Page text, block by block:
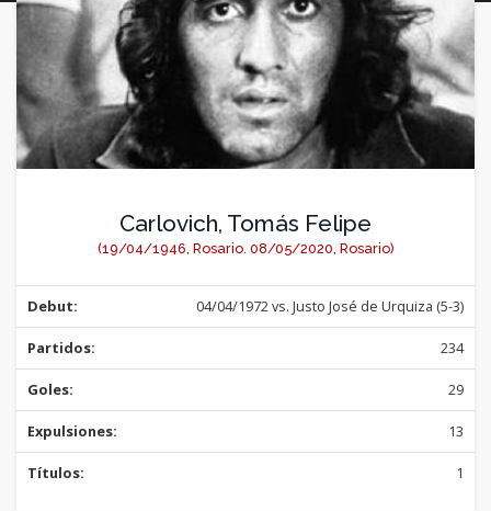
Carlovich, Tomás Felipe
(19/04/1946, Rosario. 08/05/2020, Rosario)
Debut: 04/04/1972 vs. Justo José de Urquiza (5-3)
Partidos: 234
Goles: 29
Expulsiones: 13
Títulos: 1